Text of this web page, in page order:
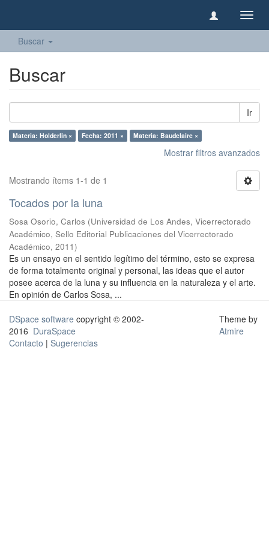
Buscar
Buscar
Ir
Materia: Holderlin × Fecha: 2011 × Materia: Baudelaire ×
Mostrar filtros avanzados
Mostrando ítems 1-1 de 1
Tocados por la luna
Sosa Osorio, Carlos (Universidad de Los Andes, Vicerrectorado
Académico, Sello Editorial Publicaciones del Vicerrectorado
Académico, 2011)
Es un ensayo en el sentido legítimo del término, esto se expresa
de forma totalmente original y personal, las ideas que el autor
posee acerca de la luna y su influencia en la naturaleza y el arte.
En opinión de Carlos Sosa, ...
DSpace software copyright © 2002-
2016 DuraSpace
Contacto | Sugerencias
Theme by
Atmire